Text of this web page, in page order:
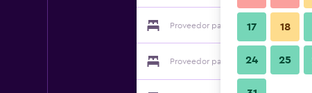
Proveedor para Raining Outside
Proveedor para Raining Outside
17 18
24 25